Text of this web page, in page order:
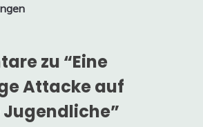
zu “Eine
Attacke auf
”